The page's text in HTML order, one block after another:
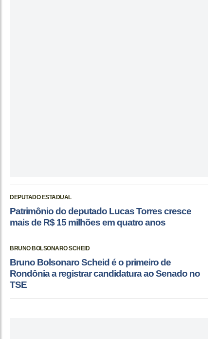
DEPUTADO ESTADUAL
Patrimônio do deputado Lucas Torres cresce
mais de R$ 15 milhões em quatro anos
BRUNO BOLSONARO SCHEID
Bruno Bolsonaro Scheid é o primeiro de
Rondônia a registrar candidatura ao Senado no
TSE